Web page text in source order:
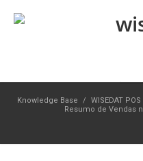
Knowledge Base / WISEDAT
Resumo de Vendas